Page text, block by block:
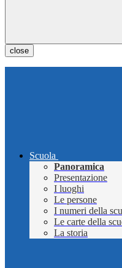
close
Scuola
Panoramica
Presentazione
I luoghi
Le persone
I numeri della
Le carte della
La storia